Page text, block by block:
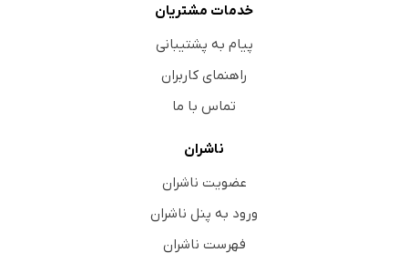
خدمات مشتریان
پیام به پشتیبانی
راهنمای کاربران
تماس با ما
ناشران
عضویت ناشران
ورود به پنل ناشران
فهرست ناشران